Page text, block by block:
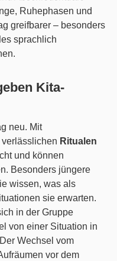
Ruhephasen und
greifbarer – besonders
sprachlich
Kita-
neu. Mit
verlässlichen Ritualen
und können
Besonders jüngere
wissen, was als
sie erwarten.
in der Gruppe
von einer Situation in
Wechsel vom
vor dem